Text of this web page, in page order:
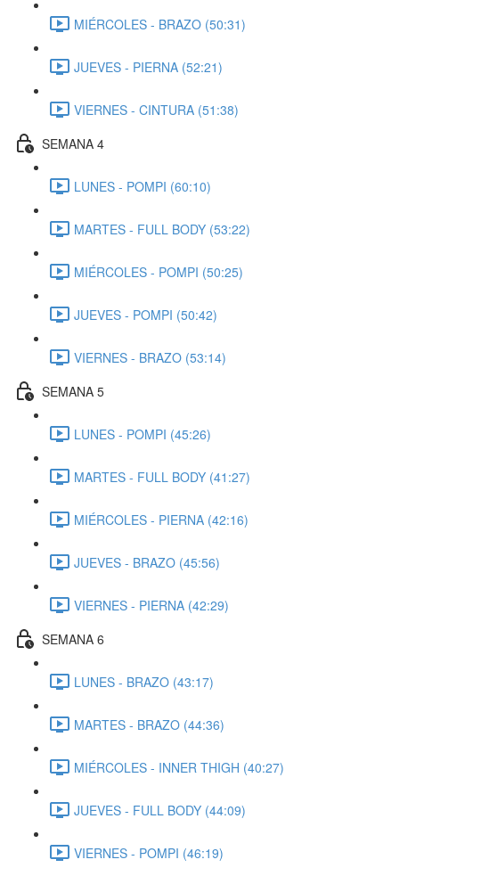
MIÉRCOLES - BRAZO (50:31)
JUEVES - PIERNA (52:21)
VIERNES - CINTURA (51:38)
SEMANA 4
LUNES - POMPI (60:10)
MARTES - FULL BODY (53:22)
MIÉRCOLES - POMPI (50:25)
JUEVES - POMPI (50:42)
VIERNES - BRAZO (53:14)
SEMANA 5
LUNES - POMPI (45:26)
MARTES - FULL BODY (41:27)
MIÉRCOLES - PIERNA (42:16)
JUEVES - BRAZO (45:56)
VIERNES - PIERNA (42:29)
SEMANA 6
LUNES - BRAZO (43:17)
MARTES - BRAZO (44:36)
MIÉRCOLES - INNER THIGH (40:27)
JUEVES - FULL BODY (44:09)
VIERNES - POMPI (46:19)